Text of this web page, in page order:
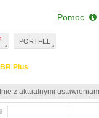
Plus
z aktualnymi
PORTFEL
Pomoc